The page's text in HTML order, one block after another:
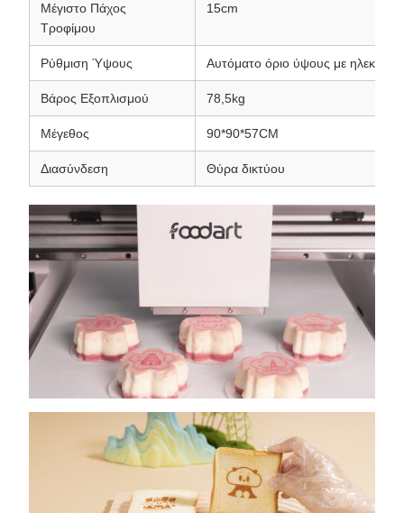
Μέγιστο Πάχος
Τροφίμου
15cm
Ρύθμιση Ύψους Αυτόματο όριο ύψους με
Βάρος Εξοπλισμού 78,5kg
Μέγεθος 90*90*57CM
Διασύνδεση Θύρα δικτύου